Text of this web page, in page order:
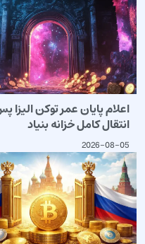
اعلام پایان عمر توکن الیزا
انتقال کامل خزانه بنیاد
2026-08-05